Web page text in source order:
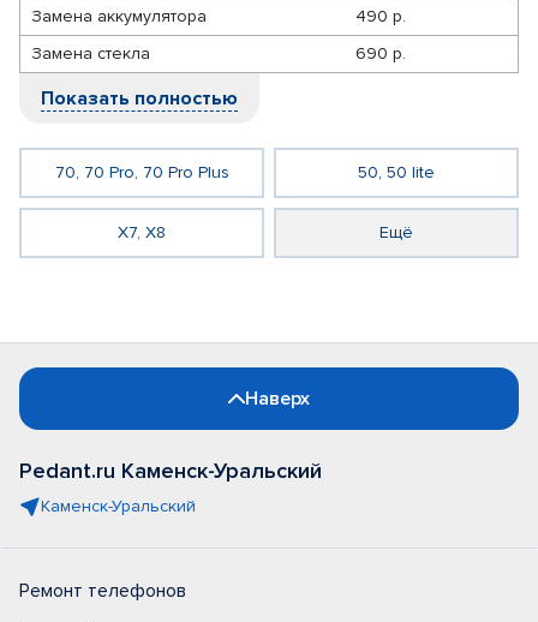
Замена аккумулятора
490 р.
Замена стекла
690 р.
Показать полностью
70, 70 Pro, 70 Pro Plus 50, 50 lite
X7, X8 Ещё
Наверх
Pedant.ru Каменск-Уральский
Каменск-Уральский
Ремонт телефонов